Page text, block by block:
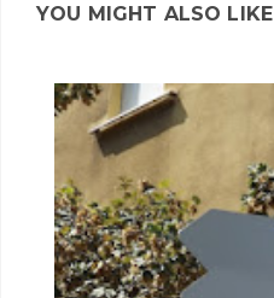
YOU MIGHT ALSO LIKE